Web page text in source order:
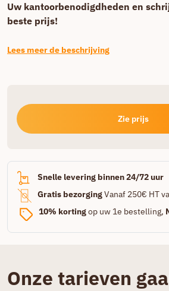
Uw kantoorbenodigdheden en
beste prijs!
Lees meer de beschrijving
Zie prijs
Snelle levering binnen 24/72 uur
Gratis bezorgingVanaf 250€ HT
10% kortingop uw 1e bestelling,
Onze tarieven